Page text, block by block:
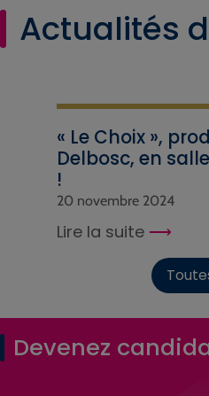
Actualités
« Le Choix »,
Delbosc, en
!
20 novembre 2024
Lire la suite
Devenez